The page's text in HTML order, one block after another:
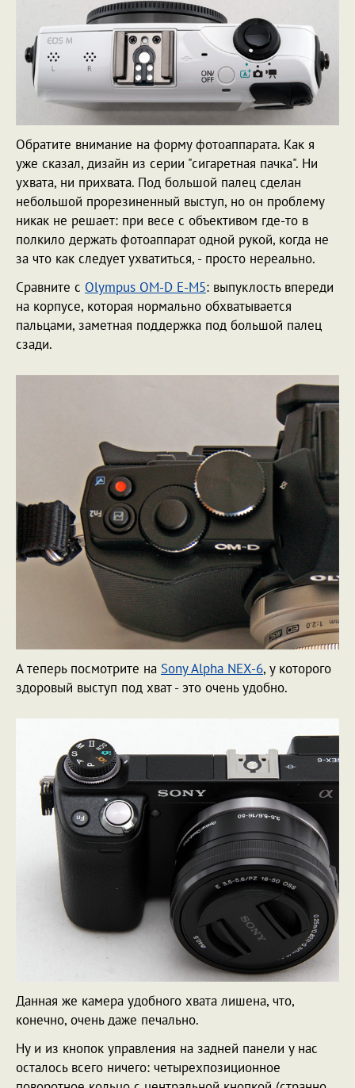
Обратите внимание на форму фотоаппарата. Как я
уже сказал, дизайн из серии "сигаретная пачка". Ни
ухвата, ни прихвата. Под большой палец сделан
небольшой прорезиненный выступ, но он проблему
никак не решает: при весе с объективом где-то в
полкило держать фотоаппарат одной рукой, когда не
за что как следует ухватиться, - просто нереально.
Сравните с Olympus OM-D E-M5: выпуклость впереди
на корпусе, которая нормально обхватывается
пальцами, заметная поддержка под большой палец
сзади.
А теперь посмотрите на Sony Alpha NEX-6, у которого
здоровый выступ под хват - это очень удобно.
Данная же камера удобного хвата лишена, что,
конечно, очень даже печально.
Ну и из кнопок управления на задней панели у нас
осталось всего ничего: четырехпозиционное